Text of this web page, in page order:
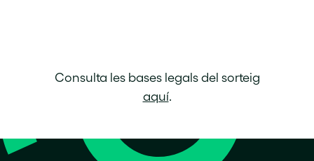
Consulta les bases legals del sorteig
aquí.